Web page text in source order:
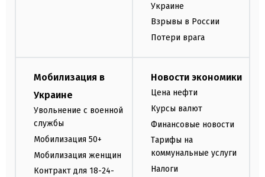
Украине
Взрывы в России
Потери врага
Мобилизация в
Украине
Увольнение с военной
службы
Мобилизация 50+
Мобилизация женщин
Контракт для 18-24-
Новости экономики
Цена нефти
Курсы валют
Финансовые новости
Тарифы на
коммунальные услуги
Налоги